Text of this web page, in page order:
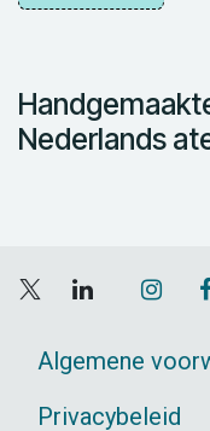
Nederlands
Algemene
Privacybeleid